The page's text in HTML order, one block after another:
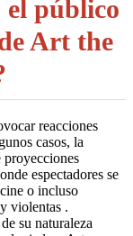
el público
Art the
reacciones
casos, la
proyecciones
espectadores se
o incluso
violentas .
su naturaleza